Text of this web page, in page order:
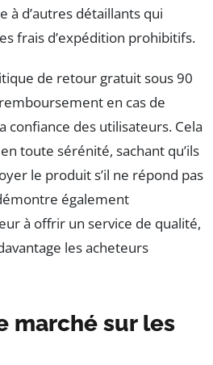
à d’autres détaillants qui
frais d’expédition prohibitifs.
de retour gratuit sous 90
en cas de
des utilisateurs. Cela
toute sérénité, sachant qu’ils
le produit s’il ne répond pas
également
à offrir un service de qualité,
les acheteurs
marché sur les